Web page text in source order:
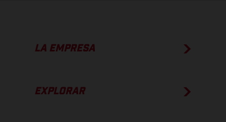
LA EMPRESA
EXPLORAR